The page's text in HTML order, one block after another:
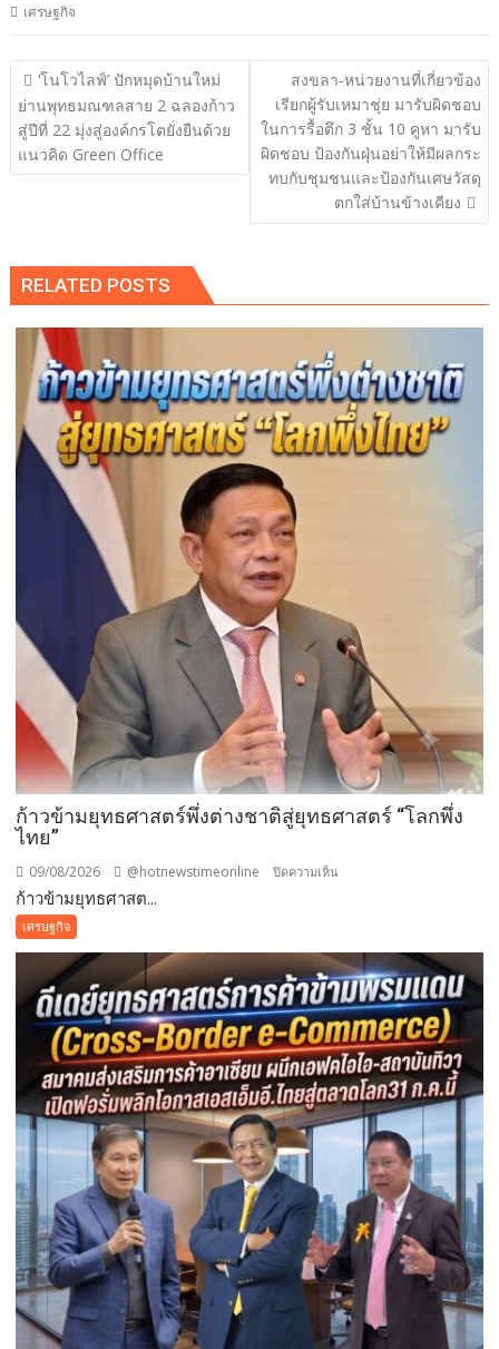
เศรษฐกิจ
แนะแนว
เรื่อง
‘โนโวไลฟ์’ ปักหมุดบ้านใหม่
ย่านพุทธมณฑลสาย 2 ฉลองก้าว
สู่ปีที่ 22 มุ่งสู่องค์กรโตยั่งยืนด้วย
แนวคิด Green Office
สงขลา-หน่วยงานที่เกี่ยวข้อง
เรียกผู้รับเหมาชุ่ย มารับผิดชอบ
ในการรื้อตึก 3 ชั้น 10 คูหา มารับ
ผิดชอบ ป้องกันฝุ่นอย่าให้มีผลกระ
ทบกับชุมชนและป้องกันเศษวัสดุ
ตกใส่บ้านข้างเคียง
RELATED POSTS
ก้าวข้ามยุทธศาสตร์พึ่งต่างชาติสู่ยุทธศาสตร์ “โลกพึ่ง
ไทย”
09/08/2026 @hotnewstimeonline ปิดความเห็น
พึ่ง
ต่าง
ชาติ
สู่
ยุทธศาสตร์
“โลก
พึ่ง
ไทย”
ก้าวข้ามยุทธศาสต...
เศรษฐกิจ